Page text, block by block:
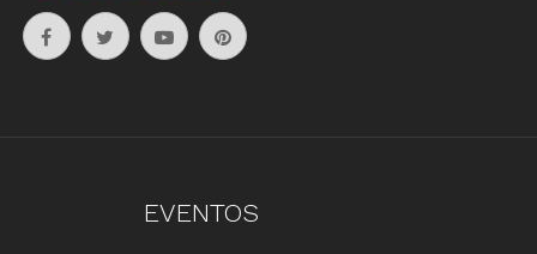
EVENTOS